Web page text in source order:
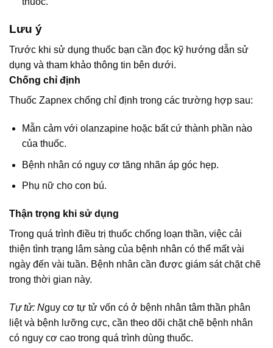
Lưu ý
Trước khi sử dụng thuốc bạn cần đọc kỹ hướng dẫn sử
dụng và tham khảo thông tin bên dưới.
Chống chỉ định
Thuốc Zapnex chống chỉ định trong các trường hợp sau:
Mẫn cảm với olanzapine hoặc bất cứ thành phần nào
của thuốc.
Bệnh nhân có nguy cơ tăng nhãn áp góc hẹp.
Phụ nữ cho con bú.
Thận trọng khi sử dụng
Trong quá trình điều trị thuốc chống loạn thần, việc cải
thiện tình trạng lâm sàng của bệnh nhân có thể mất vài
ngày đến vài tuần. Bệnh nhân cần được giám sát chặt chẽ
trong thời gian này.
Tự tử: Nguy cơ tự tử vốn có ở bệnh nhân tâm thần phân
liệt và bệnh lưỡng cực, cần theo dõi chặt chẽ bệnh nhân
có nguy cơ cao trong quá trình dùng thuốc.